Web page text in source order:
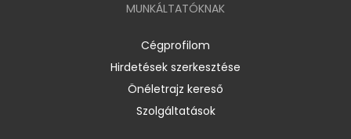
MUNKÁLTATÓKNAK
Cégprofilom
Hirdetések szerkesztése
Önéletrajz kereső
Szolgáltatások